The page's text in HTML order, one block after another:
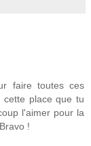
faire toutes ces
place que tu
l'aimer pour la
!